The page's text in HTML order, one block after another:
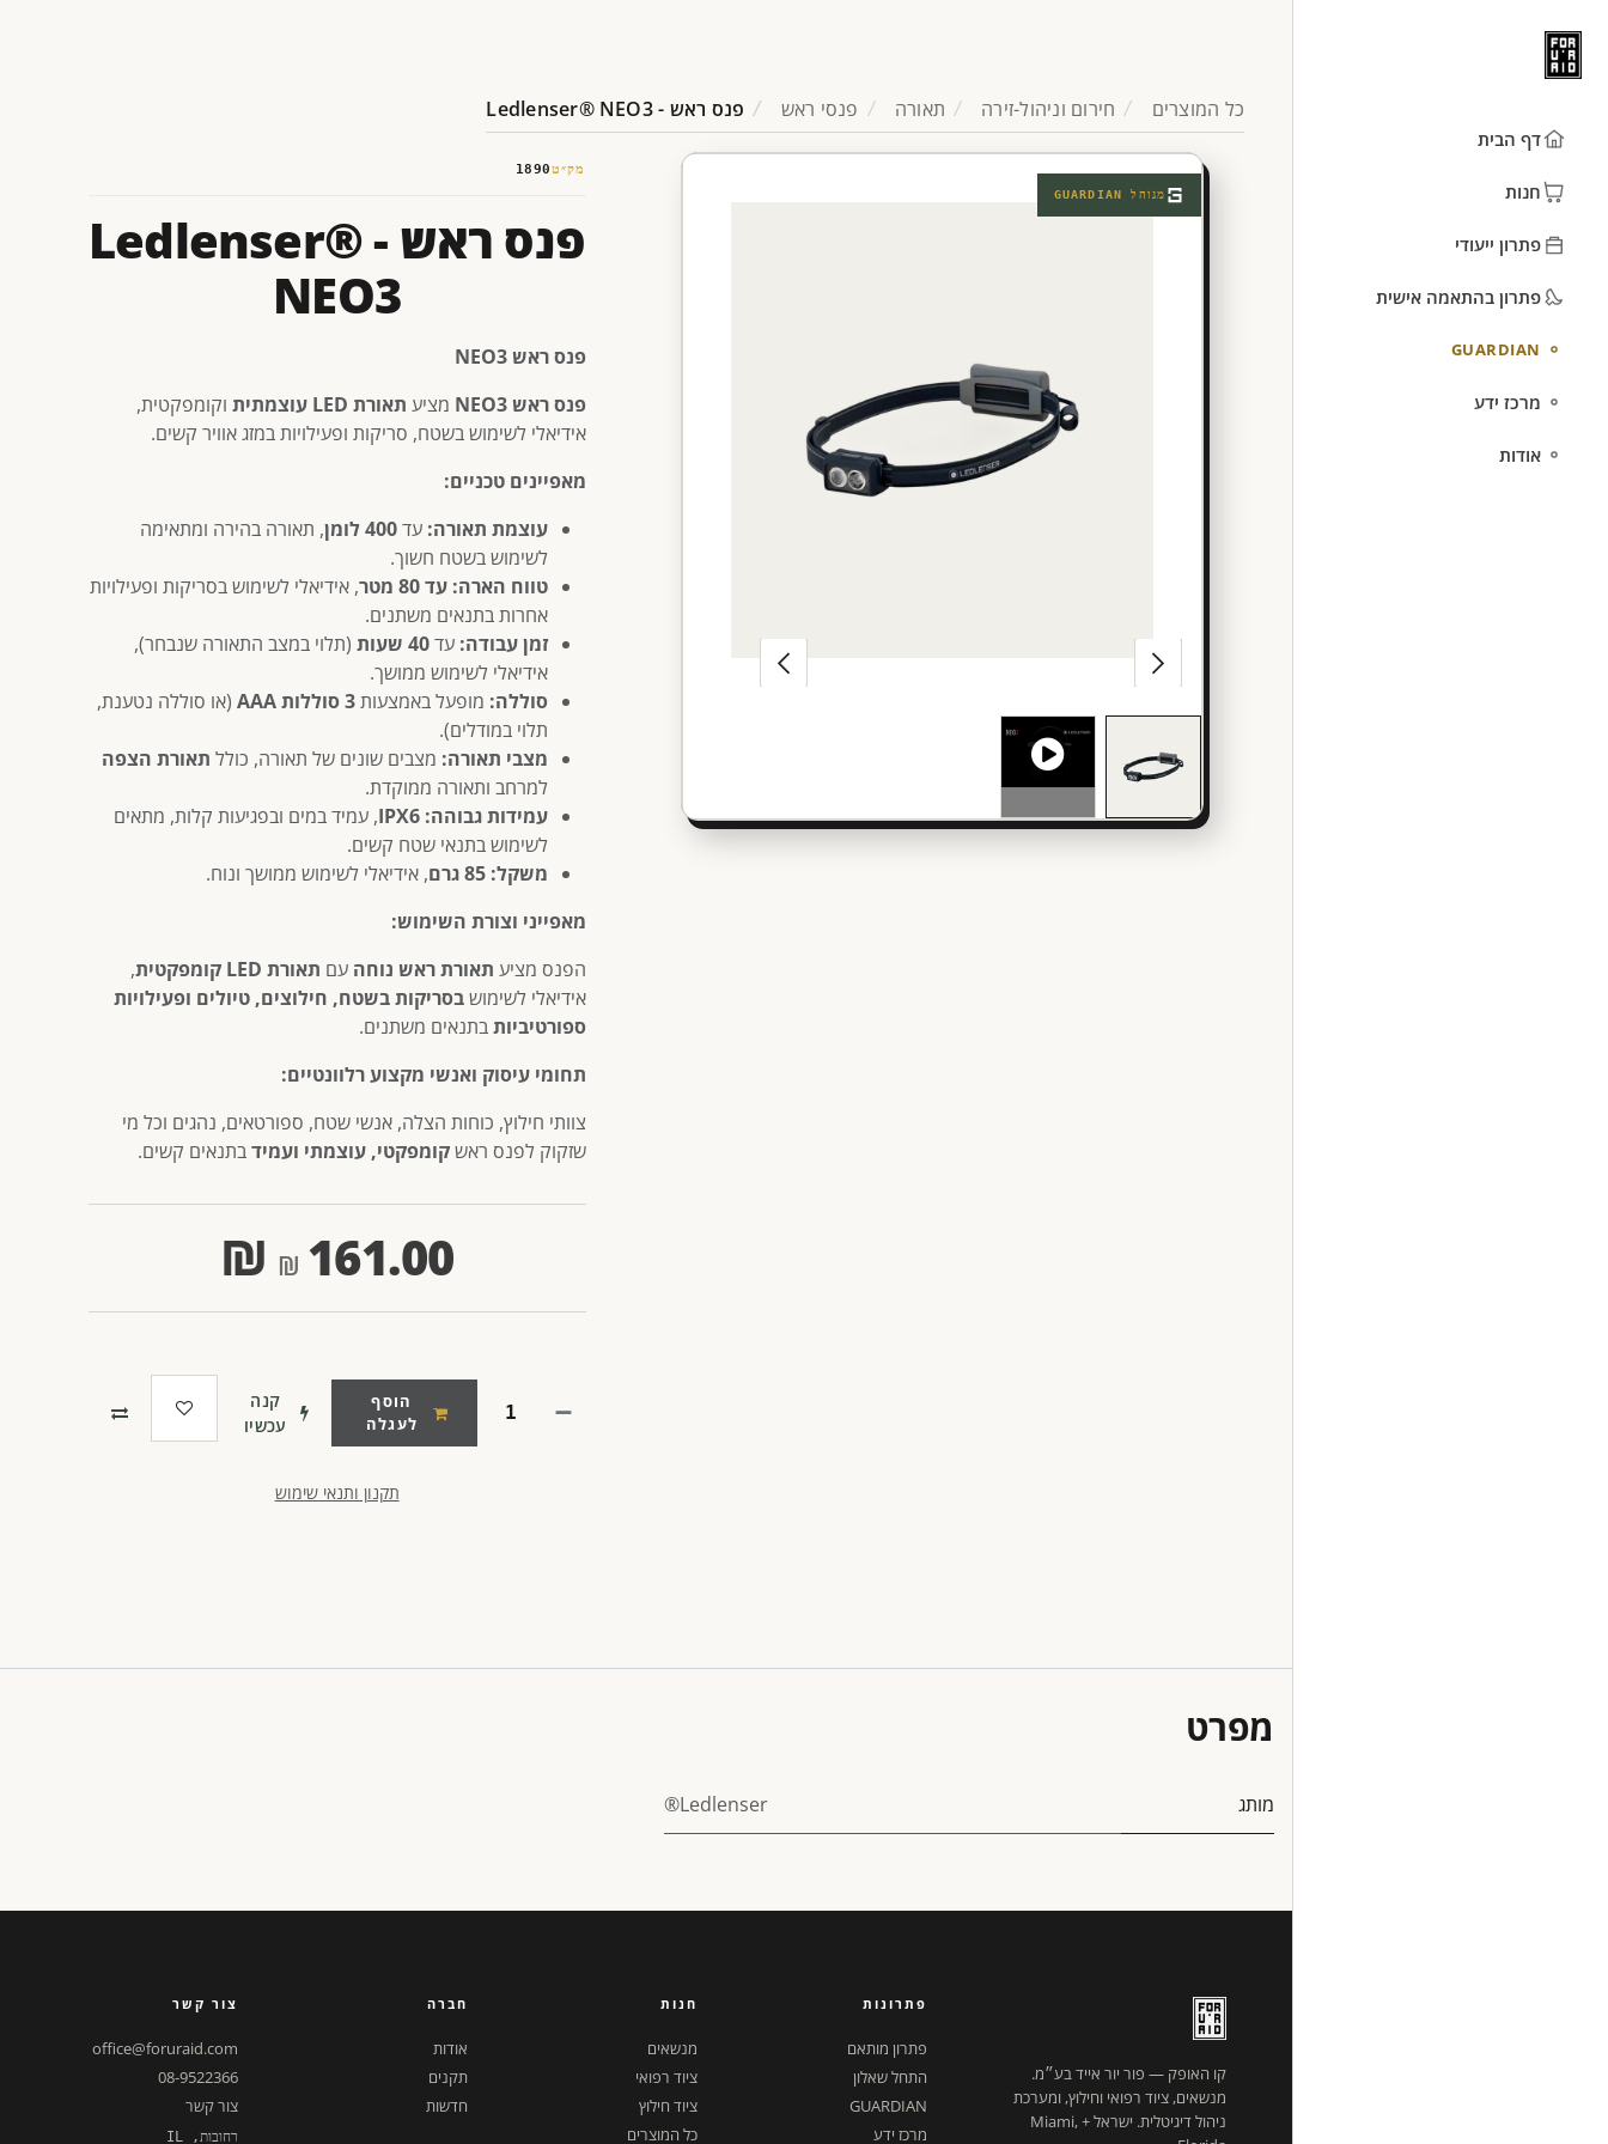
דף הבית
חנות
פתרון ייעודי
פתרון בהתאמה אישית
GUARDIAN
מרכז ידע
אודות
כל המוצרים חירום וניהול-זירה תאורה פנסי ראש פנס ראש - Ledlenser® NEO3
מנוהל GUARDIAN
מק״ט1890
פנס ראש - Ledlenser®
NEO3
פנס ראש NEO3
פנס ראש NEO3
מציע תאורת LED עוצמתית
וקומפקטית,
אידיאלי לשימוש בשטח, סריקות ופעילויות במזג אוויר קשים.
מאפיינים טכניים:
עוצמת תאורה: עד400 לומן
, תאורה בהירה ומתאימה
לשימוש בשטח חשוך.
טווח הארה: עד 80 מטר
, אידיאלי לשימוש בסריקות ופעילויות
אחרות בתנאים משתנים.
זמן עבודה: עד40 שעות
(תלוי במצב התאורה שנבחר),
אידיאלי לשימוש ממושך.
סוללה: מופעל באמצעות3 סוללות AAA
(או סוללה נטענת,
תלוי במודלים).
מצבי תאורה: מצבים שונים של תאורה, כולל תאורת הצפה
למרחב ותאורה ממוקדת.
עמידות גבוהה: IPX6, עמיד במים ובפגיעות קלות, מתאים
לשימוש בתנאי שטח קשים.
משקל: 85 גרם
, אידיאלי לשימוש ממושך ונוח.
מאפייני וצורת השימוש:
הפנס מציע תאורת ראש נוחה עם תאורת LED קומפקטית
,
אידיאלי לשימושבסריקות בשטח, חילוצים, טיולים ופעילויות
ספורטיביותבתנאים משתנים.
תחומי עיסוק ואנשי מקצוע רלוונטיים:
צוותי חילוץ, כוחות הצלה, אנשי שטח, ספורטאים, נהגים וכל מי
שזקוק לפנס ראשקומפקטי, עוצמתי ועמידבתנאים קשים.
161.00
₪
הוסף
לעגלה
קנה
עכשיו
תקנון ותנאי שימוש
מפרט
מותג Ledlenser®
קו האופק — פור יור אייד בע״מ.
מנשאים, ציוד רפואי וחילוץ, ומערכת
ניהול דיגיטלית. ישראל + Miami,
פתרונות
פתרון מותאם
התחל שאלון
GUARDIAN
מרכז ידע
חנות
מנשאים
ציוד רפואי
ציוד חילוץ
כל המוצרים
חברה
אודות
תקנים
חדשות
צור קשר
office@foruraid.com
08-9522366
צור קשר
רחובות, IL